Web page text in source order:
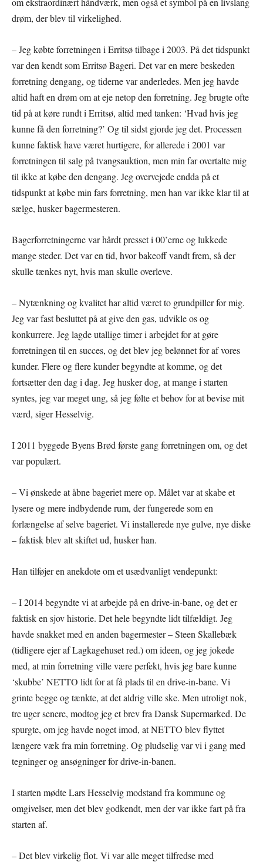
drøm, der blev til virkelighed.
– Jeg købte forretningen i Erritsø tilbage i 2003. På det tidspunkt
var den kendt som Erritsø Bageri. Det var en mere beskeden
forretning dengang, og tiderne var anderledes. Men jeg havde
altid haft en drøm om at eje netop den forretning. Jeg brugte ofte
tid på at køre rundt i Erritsø, altid med tanken: ‘Hvad hvis jeg
kunne få den forretning?’ Og til sidst gjorde jeg det. Processen
kunne faktisk have været hurtigere, for allerede i 2001 var
forretningen til salg på tvangsauktion, men min far overtalte mig
til ikke at købe den dengang. Jeg overvejede endda på et
tidspunkt at købe min fars forretning, men han var ikke klar til at
sælge, husker bagermesteren.
Bagerforretningerne var hårdt presset i 00’erne og lukkede
mange steder. Det var en tid, hvor bakeoff vandt frem, så der
skulle tænkes nyt, hvis man skulle overleve.
– Nytænkning og kvalitet har altid været to grundpiller for mig.
Jeg var fast besluttet på at give den gas, udvikle os og
konkurrere. Jeg lagde utallige timer i arbejdet for at gøre
forretningen til en succes, og det blev jeg belønnet for af vores
kunder. Flere og flere kunder begyndte at komme, og det
fortsætter den dag i dag. Jeg husker dog, at mange i starten
syntes, jeg var meget ung, så jeg følte et behov for at bevise mit
værd, siger Hesselvig.
I 2011 byggede Byens Brød første gang forretningen om, og det
var populært.
– Vi ønskede at åbne bageriet mere op. Målet var at skabe et
lysere og mere indbydende rum, der fungerede som en
forlængelse af selve bageriet. Vi installerede nye gulve, nye diske
– faktisk blev alt skiftet ud, husker han.
Han tilføjer en anekdote om et usædvanligt vendepunkt:
– I 2014 begyndte vi at arbejde på en drive-in-bane, og det er
faktisk en sjov historie. Det hele begyndte lidt tilfældigt. Jeg
havde snakket med en anden bagermester – Steen Skallebæk
(tidligere ejer af Lagkagehuset red.) om ideen, og jeg jokede
med, at min forretning ville være perfekt, hvis jeg bare kunne
‘skubbe’ NETTO lidt for at få plads til en drive-in-bane. Vi
grinte begge og tænkte, at det aldrig ville ske. Men utroligt nok,
tre uger senere, modtog jeg et brev fra Dansk Supermarked. De
spurgte, om jeg havde noget imod, at NETTO blev flyttet
længere væk fra min forretning. Og pludselig var vi i gang med
tegninger og ansøgninger for drive-in-banen.
I starten mødte Lars Hesselvig modstand fra kommune og
omgivelser, men det blev godkendt, men der var ikke fart på fra
starten af.
– Det blev virkelig flot. Vi var alle meget tilfredse med